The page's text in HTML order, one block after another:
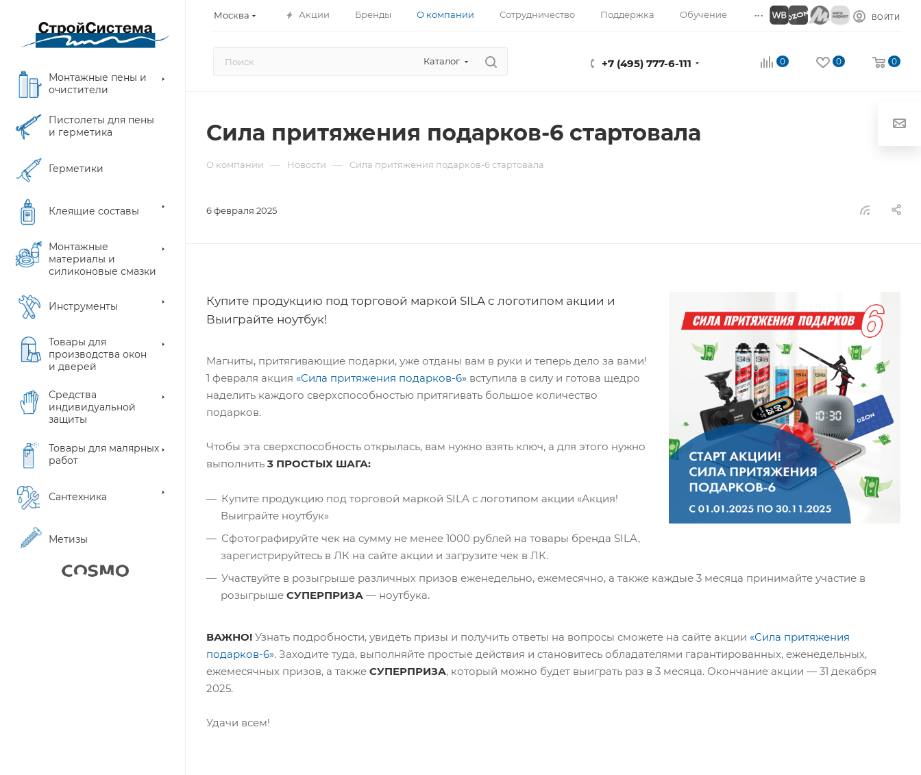
Москва Акции Бренды О компании Сотрудничество Поддержка Обучение ... ВОЙТИ
Каталог +7 (495) 777-6-111 0 0 0
Монтажные пены и
очистители
Пистолеты для пены
и герметика
Герметики
Клеящие составы
Монтажные
материалы и
силиконовые смазки
Инструменты
Товары для
производства окон
и дверей
Средства
индивидуальной
защиты
Товары для малярных
работ
Сантехника
Метизы
Сила притяжения подарков-6 стартовала
О компании — Новости — Сила притяжения подарков-6 стартовала
6 февраля 2025
Купите продукцию под торговой маркой SILA с логотипом акции и
Выиграйте ноутбук!
Магниты, притягивающие подарки, уже отданы вам в руки и теперь дело за вами!
1 февраля акция «Сила притяжения подарков-6» вступила в силу и готова щедро
наделить каждого сверхспособностью притягивать большое количество
подарков.
Чтобы эта сверхспособность открылась, вам нужно взять ключ, а для этого нужно
выполнить 3 ПРОСТЫХ ШАГА:
Купите продукцию под торговой маркой SILA с логотипом акции «Акция!
Выиграйте ноутбук»
Сфотографируйте чек на сумму не менее 1000 рублей на товары бренда SILA,
зарегистрируйтесь в ЛК на сайте акции и загрузите чек в ЛК.
Участвуйте в розыгрыше различных призов еженедельно, ежемесячно, а также каждые 3 месяца принимайте участие в
розыгрыше СУПЕРПРИЗА — ноутбука.
ВАЖНО! Узнать подробности, увидеть призы и получить ответы на вопросы сможете на сайте акции «Сила притяжения
подарков-6». Заходите туда, выполняйте простые действия и становитесь обладателями гарантированных, еженедельных,
ежемесячных призов, а также СУПЕРПРИЗА, который можно будет выиграть раз в 3 месяца. Окончание акции — 31 декабря
2025.
Удачи всем!